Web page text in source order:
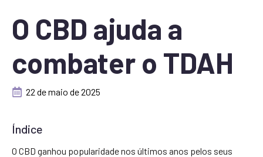
O CBD ajuda a
combater o TDAH
22 de maio de 2025
O CBD ganhou popularidade nos últimos anos pelos seus
Índice